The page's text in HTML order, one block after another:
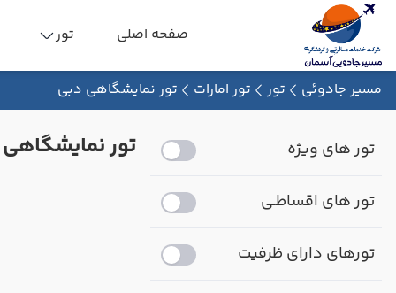
صفحه اصلی تور
مسیر جادوئی تور تور امارات تور نمایشگاهی دبی
تور های ویژه
تور های اقساطـی
تورهای دارای ظرفیت
تور